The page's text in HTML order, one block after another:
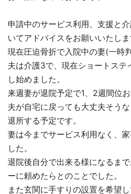
申請中のサービス利用、支援と
いてアドバイスをお願いいたしま
現在圧迫骨折で入院中の妻(一時
夫は介護3で、現在ショートステ
し始めました。
来週妻が退院予定で1、2週間位
夫が自宅に戻っても大丈夫そう
退所する予定です。
妻は今までサービス利用なく、
した。
退院後自分で出来る様になるま
ーに頼めたらとのことでした。
また玄関に手すりの設置を希望し